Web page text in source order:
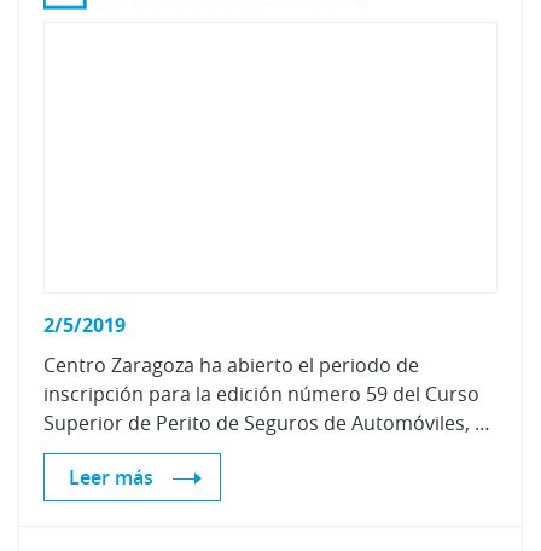
2/5/2019
Centro Zaragoza ha abierto el periodo de
inscripción para la edición número 59 del Curso
Superior de Perito de Seguros de Automóviles, que comenzará el 1 de abril y finalizará el 12 de julio. El sistema de formación es “semipresencial” y la duración 443 horas lectivas.
Leer más